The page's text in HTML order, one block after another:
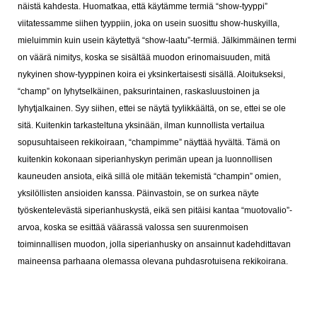
näistä kahdesta. Huomatkaa, että käytämme termiä “show-tyyppi”
viitatessamme siihen tyyppiin, joka on usein suosittu show-huskyilla,
mieluimmin kuin usein käytettyä “show-laatu”-termiä. Jälkimmäinen termi
on väärä nimitys, koska se sisältää muodon erinomaisuuden, mitä
nykyinen show-tyyppinen koira ei yksinkertaisesti sisällä.Aloitukseksi,
“champ” on Iyhytselkäinen, paksurintainen, raskasluustoinen ja
Iyhytjalkainen. Syy siihen, ettei se näytä tyylikkäältä, on se, ettei se ole
sitä. Kuitenkin tarkasteltuna yksinään, ilman kunnollista vertailua
sopusuhtaiseen rekikoiraan, “champimme” näyttää hyvältä. Tämä on
kuitenkin kokonaan siperianhyskyn perimän upean ja luonnollisen
kauneuden ansiota, eikä sillä ole mitään tekemistä “champin” omien,
yksilöllisten ansioiden kanssa. Päinvastoin, se on surkea näyte
työskentelevästä siperianhuskystä, eikä sen pitäisi kantaa “muotovalio”-
arvoa, koska se esittää väärassä valossa sen suurenmoisen
toiminnallisen muodon, jolla siperianhusky on ansainnut kadehdittavan
maineensa parhaana olemassa olevana puhdasrotuisena rekikoirana.